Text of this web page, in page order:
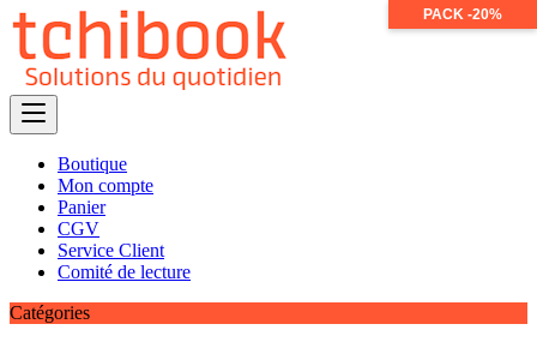
Skip
content
Boutique
Mon compte
Panier
CGV
Service Client
Comité de lecture
Catégories
PACK -20%